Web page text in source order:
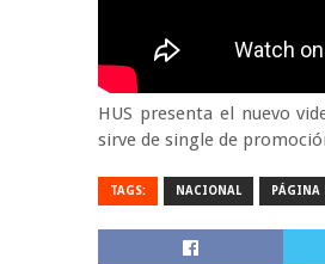
HUS presenta el nuevo
sirve de single de
TAGS: NACIONAL PÁGINA